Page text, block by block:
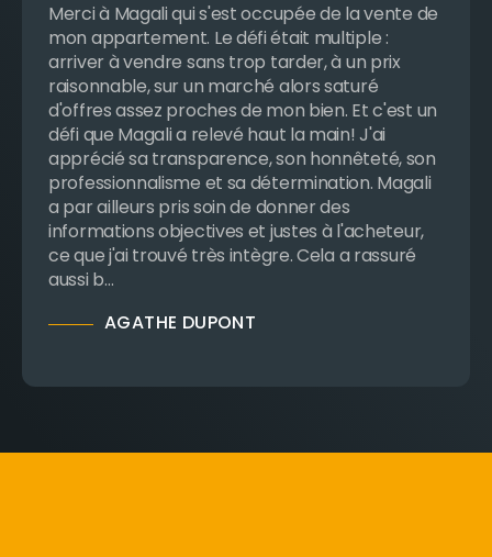
Merci à Magali qui s'est occupée de la vente de
mon appartement. Le défi était multiple :
arriver à vendre sans trop tarder, à un prix
raisonnable, sur un marché alors saturé
d'offres assez proches de mon bien. Et c'est un
défi que Magali a relevé haut la main! J'ai
apprécié sa transparence, son honnêteté, son
professionnalisme et sa détermination. Magali
a par ailleurs pris soin de donner des
informations objectives et justes à l'acheteur,
ce que j'ai trouvé très intègre. Cela a rassuré
aussi b…
AGATHE DUPONT